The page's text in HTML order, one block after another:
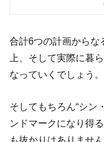
合計6つの計画からな
上、そして実際に暮
なっていくでしょう。
そしてもちろん“シン
ンドマークになり得
も抜かりはありません